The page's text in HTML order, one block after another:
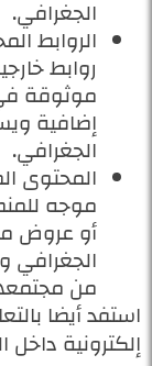
الجغرافي.
روابط
موثوقة
إضافية
الجغرافي.
المحتوى
موجه
أو عروض
الجغرافي
من
استفد أيضا
إلكترونية